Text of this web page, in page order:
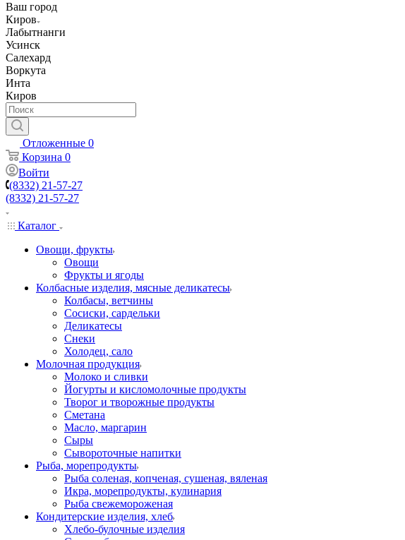
Ваш город
Киров
Лабытнанги
Усинск
Салехард
Воркута
Инта
Киров
Отложенные 0
Корзина 0
Войти
(8332) 21-57-27
(8332) 21-57-27
Каталог
Овощи, фрукты
Овощи
Фрукты и ягоды
Колбасные изделия, мясные деликатесы
Колбасы, ветчины
Сосиски, сардельки
Деликатесы
Снеки
Холодец, сало
Молочная продукция
Молоко и сливки
Йогурты и кисломолочные продукты
Творог и творожные продукты
Сметана
Масло, маргарин
Сыры
Сывороточные напитки
Рыба, морепродукты
Рыба соленая, копченая, сушеная, вяленая
Икра, морепродукты, кулинария
Рыба свежемороженая
Кондитерские изделия, хлеб
Хлебо-булочные изделия